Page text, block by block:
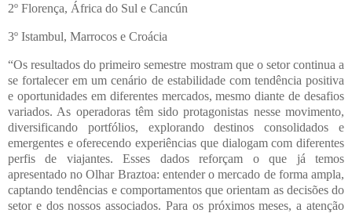
2º Florença, África do Sul e Cancún
3º Istambul, Marrocos e Croácia
“Os resultados do primeiro semestre mostram que o setor continua a
se fortalecer em um cenário de estabilidade com tendência positiva
e oportunidades em diferentes mercados, mesmo diante de desafios
variados. As operadoras têm sido protagonistas nesse movimento,
diversificando portfólios, explorando destinos consolidados e
emergentes e oferecendo experiências que dialogam com diferentes
perfis de viajantes. Esses dados reforçam o que já temos
apresentado no Olhar Braztoa: entender o mercado de forma ampla,
captando tendências e comportamentos que orientam as decisões do
setor e dos nossos associados. Para os próximos meses, a atenção